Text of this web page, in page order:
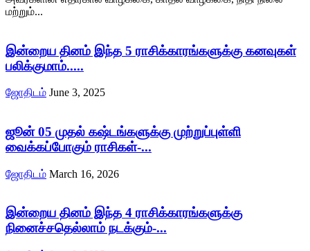
மற்றும்...
இன்றைய தினம் இந்த 5 ராசிக்காரங்களுக்கு கனவுகள்
பலிக்குமாம்.....
ஜோதிடம் June 3, 2025
ஜூன் 05 முதல் கஷ்டங்களுக்கு முற்றுப்புள்ளி
வைக்கப்போகும் ராசிகள்-...
ஜோதிடம் March 16, 2026
இன்றைய தினம் இந்த 4 ராசிக்காரங்களுக்கு
நினைச்சதெல்லாம் நடக்கும்-...